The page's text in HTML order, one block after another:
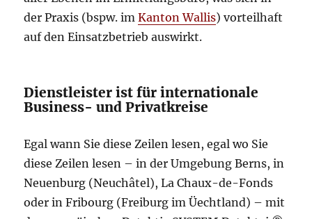
der Praxis (bspw. imKanton Wallis) vorteilhaft
auf den Einsatzbetrieb auswirkt.
Dienstleister ist für internationale
Business- und Privatkreise
Egal wann Sie diese Zeilen lesen, egal wo Sie
diese Zeilen lesen – in der Umgebung Berns, in
Neuenburg (Neuchâtel), La Chaux-de-Fonds
oder in Fribourg (Freiburg im Üechtland) – mit